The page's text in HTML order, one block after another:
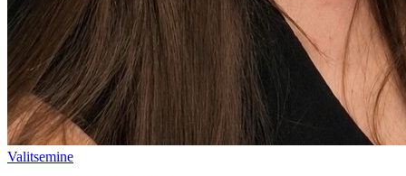
Valitsemine